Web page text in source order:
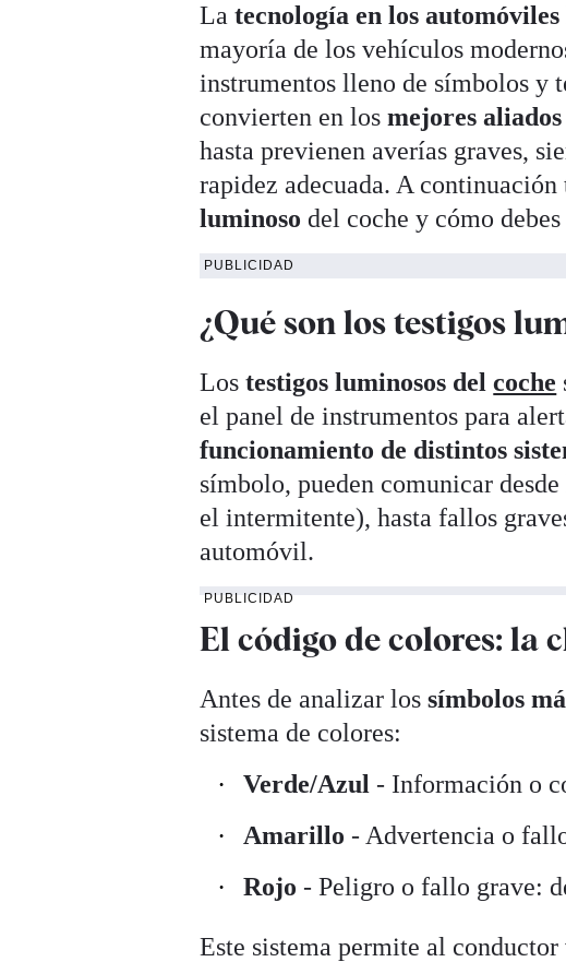
Latecnología en los automóviles
mayoría de los vehículos
instrumentos lleno de símbolos y
convierten en losmejores
hasta previenen averías graves,
rapidez adecuada. A
luminoso del coche y cómo
PUBLICIDAD
¿Qué son los testigos
Lostestigos luminosos delcoche
el panel de instrumentos para
funcionamiento de distintos
símbolo, pueden comunicar
el intermitente), hasta fallos
automóvil.
PUBLICIDAD
El código de colores: la
Antes de analizar lossímbolos
sistema de colores:
Verde/Azul - Información o
Amarillo- Advertencia o
Rojo- Peligro o fallo grave:
Este sistema permite al